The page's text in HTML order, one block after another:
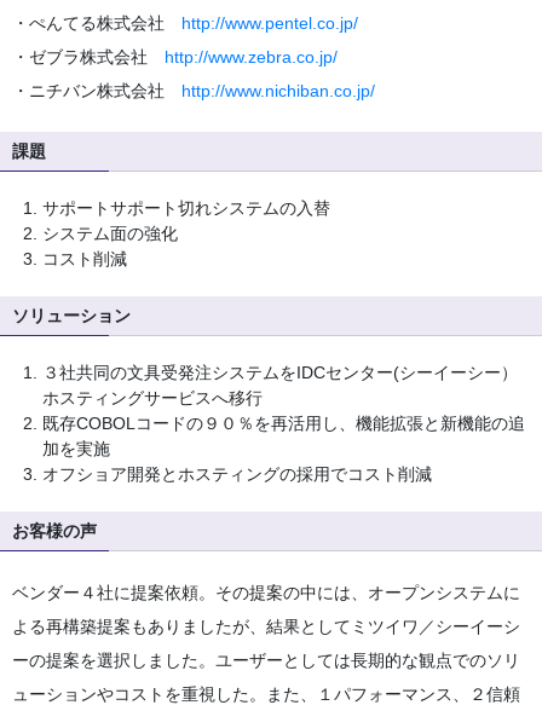
・ぺんてる株式会社 http://www.pentel.co.jp/
・ゼブラ株式会社 http://www.zebra.co.jp/
・ニチバン株式会社 http://www.nichiban.co.jp/
課題
サポートサポート切れシステムの入替
システム面の強化
コスト削減
ソリューション
３社共同の文具受発注システムをIDCセンター(シーイーシー）
ホスティングサービスへ移行
既存COBOLコードの９０％を再活用し、機能拡張と新機能の追
加を実施
オフショア開発とホスティングの採用でコスト削減
お客様の声
ベンダー４社に提案依頼。その提案の中には、オープンシステムに
よる再構築提案もありましたが、結果としてミツイワ／シーイーシ
ーの提案を選択しました。ユーザーとしては長期的な観点でのソリ
ューションやコストを重視した。また、１パフォーマンス、２信頼